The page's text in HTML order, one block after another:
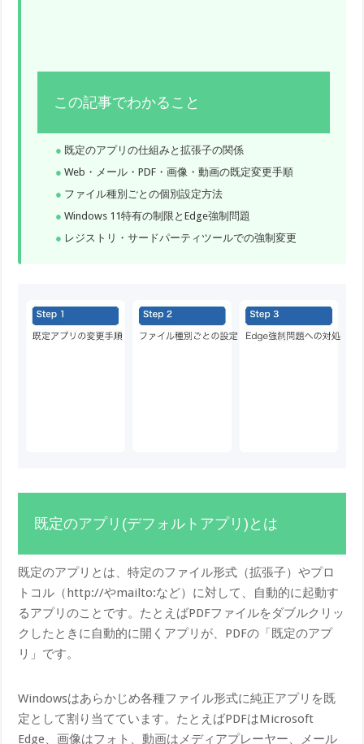
この記事でわかること
既定のアプリの仕組みと拡張子の関係
Web・メール・PDF・画像・動画の既定変更手順
ファイル種別ごとの個別設定方法
Windows 11特有の制限とEdge強制問題
レジストリ・サードパーティツールでの強制変更
既定のアプリ(デフォルトアプリ)とは
既定のアプリとは、特定のファイル形式（拡張子）やプロ
トコル（http://やmailto:など）に対して、自動的に起動す
るアプリのことです。たとえばPDFファイルをダブルクリッ
クしたときに自動的に開くアプリが、PDFの「既定のアプ
リ」です。
Windowsはあらかじめ各種ファイル形式に純正アプリを既
定として割り当てています。たとえばPDFはMicrosoft
Edge、画像はフォト、動画はメディアプレーヤー、メール